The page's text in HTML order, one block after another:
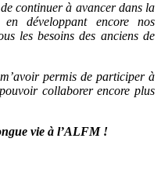
continuer à avancer dans la
développant encore nos
les besoins des anciens de
permis de participer à
collaborer encore plus
vie à l’ALFM !